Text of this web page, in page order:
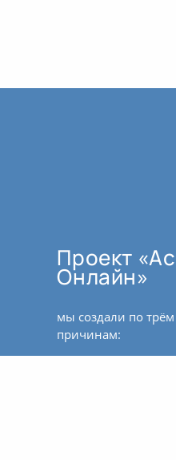
Проект
Онлайн»
мы создали по
причинам: